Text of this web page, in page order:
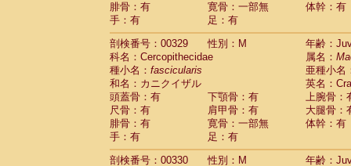
腓骨：有
寛骨：一部無
体幹：有
手：有
足：有
剖検番号：00329
性別：M
年齢：
科名：Cercopithecidae
属名：
種小名： fascicularis
亜種小名
和名：カニクイザル
英名：
頭蓋骨：有
下顎骨：有
上腕骨：
尺骨：有
肩甲骨：有
大腿骨：
腓骨：有
寛骨：一部無
体幹：有
手：有
足：有
剖検番号：00330
性別：M
年齢：